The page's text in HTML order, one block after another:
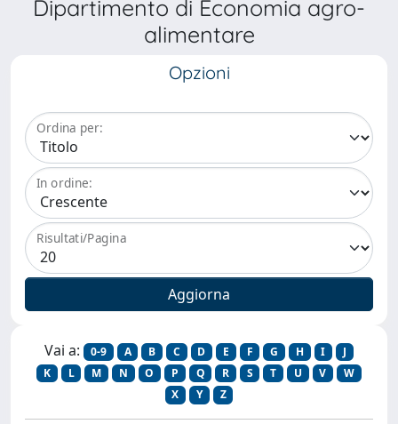
Dipartimento di Economia agro-
alimentare
Opzioni
Ordina per:
In ordine:
Risultati/Pagina
Vai a: 0-9 A B C D E F G H I
J
K
L M N O P Q R S T U V
W
X
Y Z